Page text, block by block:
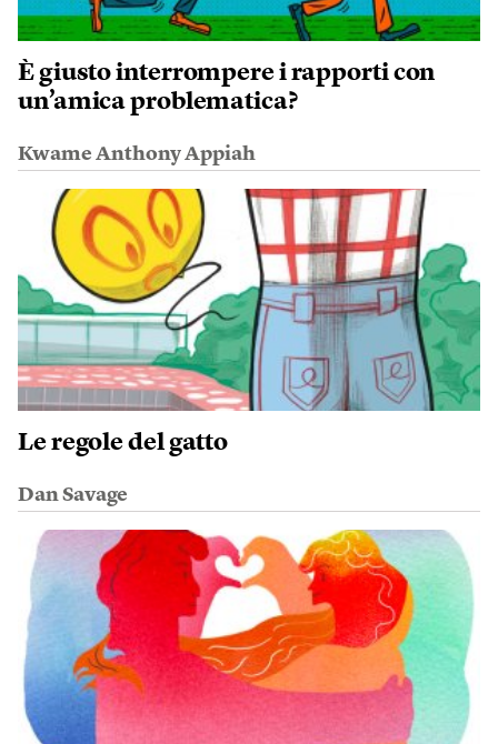
È giusto interrompere i rapporti con
un’amica problematica?
Kwame Anthony Appiah
Le regole del gatto
Dan Savage